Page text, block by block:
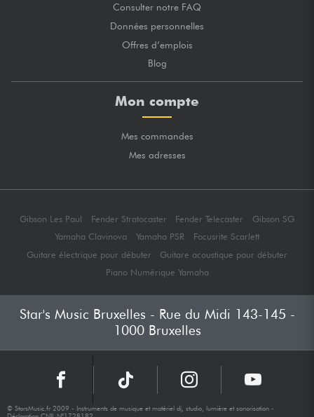
Consulter notre FAQ
Données personnelles
Offres d’emplois
Blog
Mon compte
Mes commandes
Mes adresses
Gibson Les Paul Fender Stratocaster Fender Telecaster
Gibson SG
Yamaha Clavinova
Yamaha PSR
Focusrite Scarlett
Guitare électrique pour débuter
Guitare acoustique pour débuter
Piano Numérique Yamaha
Star's Music Bruxelles - Rue du Midi 143-145 -
1000 Bruxelles
© StarsMusic.fr 2009 - Instruments de musique et matériel dj, studio, lumière et sonorisation -